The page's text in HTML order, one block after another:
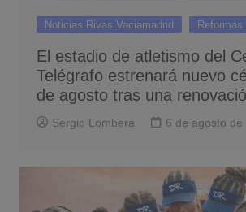
Noticias Rivas Vaciamadrid Reformas
El estadio de atletismo del
Telégrafo estrenará nuevo
de agosto tras una
Sergio Lombera 6 de agosto de